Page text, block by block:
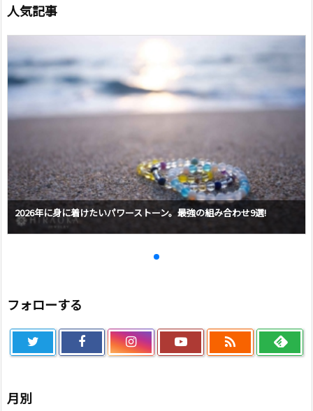
人気記事
2026年に身に着けたいパワーストーン。最強の組み合わせ9選!
フォローする

月別